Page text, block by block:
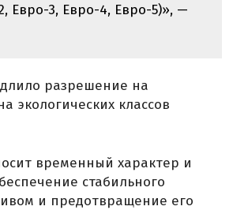
Евро-3, Евро-4, Евро-5)», —
разрешение на
экологических классов
временный характер и
стабильного
и предотвращение его